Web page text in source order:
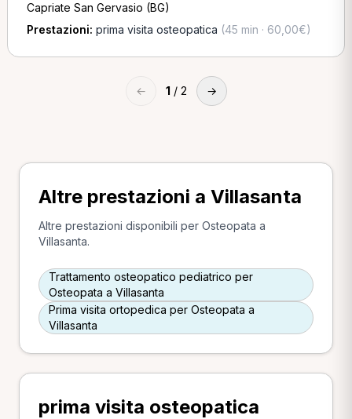
Capriate San Gervasio (BG)
Prestazioni: prima visita osteopatica (45 min · 60,00€)
← 1 / 2 →
Altre prestazioni a Villasanta
Altre prestazioni disponibili per Osteopata a
Villasanta.
Trattamento osteopatico pediatrico per
Osteopata a Villasanta
Prima visita ortopedica per Osteopata a
Villasanta
prima visita osteopatica